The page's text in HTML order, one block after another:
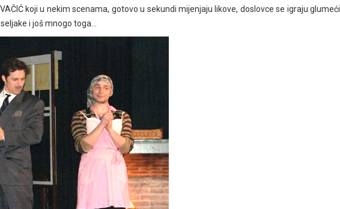
koji u nekim scenama, gotovo u sekundi mijenjaju likove, doslovce se igraju glumeći
i još mnogo toga…